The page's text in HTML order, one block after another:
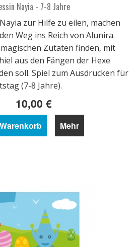
Nayia - 7-8 Jahre
zur Hilfe zu eilen, machen
Weg ins Reich von Alunira.
Zutaten finden, mit
aus den Fängen der Hexe
soll. Spiel zum Ausdrucken für
(7-8 Jahre).
10,00 €
Mehr